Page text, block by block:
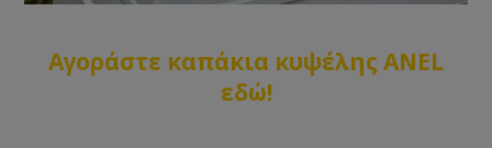
Αγοράστε καπάκια κυψέλης ANEL
εδώ!